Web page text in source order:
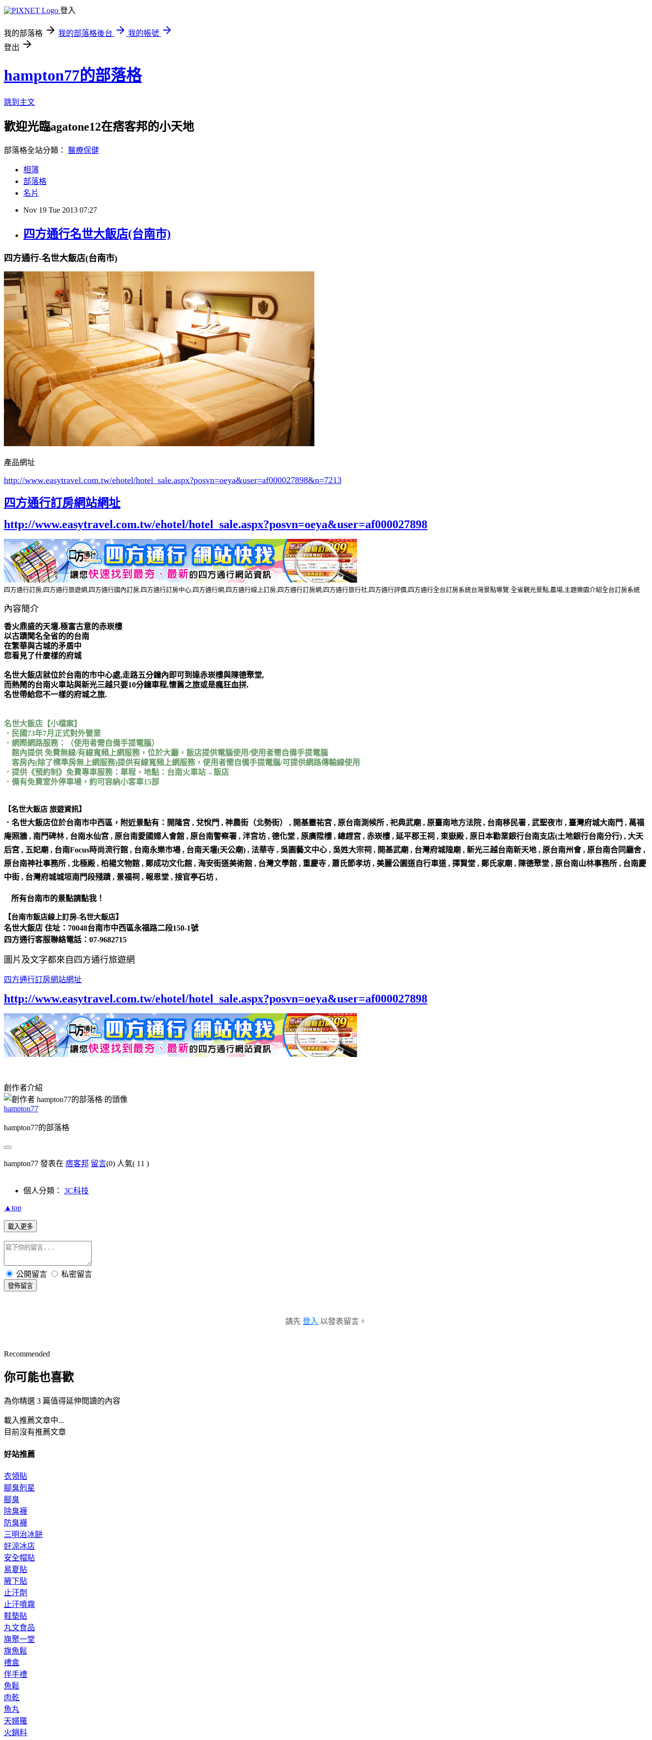
登入
我的部落格 我的部落格後台
我的帳號
登出
hampton77的部落格
跳到主文
歡迎光臨agatone12在痞客邦的小天地
部落格全站分類： 醫療保健
相簿
部落格
名片
Nov 19 Tue 2013 07:27
四方通行名世大飯店(台南市)
四方通行-名世大飯店(台南市)
產品網址
http://www.easytravel.com.tw/ehotel/hotel_sale.aspx?posvn=oeya&user=af000027898&n=7213
四方通行訂房網站網址
http://www.easytravel.com.tw/ehotel/hotel_sale.aspx?posvn=oeya&user=af000027898
四方通行訂房,四方通行旅遊網,四方通行國內訂房,四方通行訂房中心,四方通行網,四方通行線上訂房,四方通行訂房網,四方通行旅行社,四方通行評價,四方通行全台訂房系統台灣景點導覽:全省觀光景點,農場,主題樂園介紹全台訂房系統
內容簡介
香火鼎盛的天壇.極富古意的赤崁樓
以古蹟聞名全省的的台南
在繁華與古城的矛盾中
您看見了什麼樣的府城
名世大飯店就位於台南的市中心處,走路五分鐘內即可到達赤崁樓與陳德聚堂,
而熱鬧的台南火車站與新光三越只要10分鐘車程,懷舊之旅或是瘋狂血拼,
名世帶給您不一樣的府城之旅.
名世大飯店【小檔案】
．民國73年7月正式對外營業
．網際網路服務：（使用者需自備手提電腦）
館內提供 免費無線/有線寬頻上網服務，位於大廳，飯店提供電腦使用/使用者需自備手提電腦
客房內(除了標準房無上網服務)提供有線寬頻上網服務，使用者需自備手提電腦/可提供網路傳輸線使用
．提供《預約制》免費專車服務：單程，地點：台南火車站→飯店
．備有免費室外停車場，約可容納小客車15部
【名世大飯店 旅遊資訊】
．名世大飯店位於台南市中西區 ，附近景點有：開隆宮 , 兌悅門 , 神農街（北勢街） , 開基靈祐宮 , 原台南測候所 , 祀典武廟 , 原臺南地方法院 , 台南移民署 , 武聖夜市 , 臺灣府城大南門 , 萬福
庵照牆 , 南門碑林 , 台南水仙宮 , 原台南愛國婦人會館 , 原台南警察署 , 泮宮坊 , 德化堂 , 原廣陞樓 , 總趕宮 , 赤崁樓 , 延平郡王祠 , 東嶽殿 , 原日本勸業銀行台南支店(土地銀行台南分行) , 大天
后宮 , 五妃廟 , 台南Focus時尚流行館 , 台南永樂市場 , 台南天壇(天公廟) , 法華寺 , 吳園藝文中心 , 吳姓大宗祠 , 開基武廟 , 台灣府城隍廟 , 新光三越台南新天地 , 原台南州會 , 原台南合同廳舍 ,
原台南神社事務所 , 北極殿 , 柏楊文物館 , 鄭成功文化館 , 海安街道美術館 , 台灣文學館 , 重慶寺 , 蕭氏節孝坊 , 美麗公園道自行車道 , 擇賢堂 , 鄭氏家廟 , 陳德聚堂 , 原台南山林事務所 , 台南慶
中街 , 台灣府城城垣南門段殘蹟 , 景福祠 , 報恩堂 , 接官亭石坊 ,
所有台南市的景點請點我！
【台南市飯店線上訂房-名世大飯店】
名世大飯店 住址：70048台南市中西區永福路二段150-1號
四方通行客服聯絡電話：07-9682715
圖片及文字都來自四方通行旅遊網
四方通行訂房網站網址
http://www.easytravel.com.tw/ehotel/hotel_sale.aspx?posvn=oeya&user=af000027898
創作者介紹
hampton77
hampton77的部落格
hampton77 發表在 痞客邦 留言(0) 人氣( 11 )
個人分類： 3C科技
▲top
載入更多
公開留言 私密留言
發佈留言
請先 登入 以發表留言。
Recommended
你可能也喜歡
為你精選 3 篇值得延伸閱讀的內容
載入推薦文章中...
目前沒有推薦文章
好站推薦
衣領貼
腳臭剋星
腳臭
除臭襪
防臭襪
三明治冰餅
好涼冰店
安全帽貼
易夏貼
腋下貼
止汗劑
止汗噴霧
鞋墊貼
丸文食品
旗聚一堂
旗魚鬆
禮盒
伴手禮
魚鬆
肉乾
魚丸
天婦羅
火鍋料